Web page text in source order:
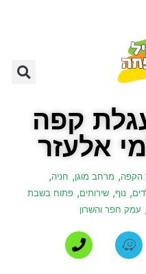
קפה
אלעזר
הקפה, מרחב מוגן, חניה,
, נוף, שירותים, פתוח בשבת
, עמק חפר והשרון